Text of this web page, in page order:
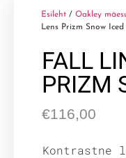
Esileht / Oakley
Lens Prizm Snow Iced
FALL
PRIZM
€116,00
Kontrastne